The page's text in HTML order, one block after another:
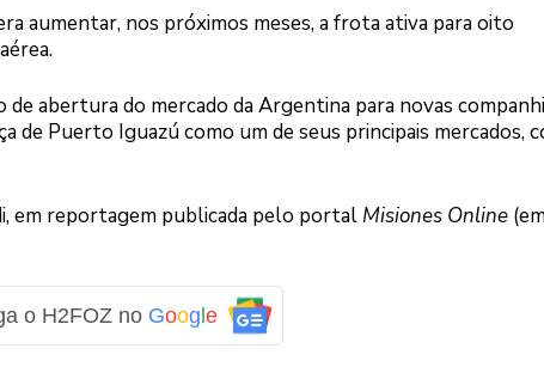
aumentar, nos próximos meses, a frota ativa para oito
abertura do mercado da Argentina para novas
de Puerto Iguazú como um de seus principais mercados,
em reportagem publicada pelo portal Misiones Online
o H2FOZ no Goog le